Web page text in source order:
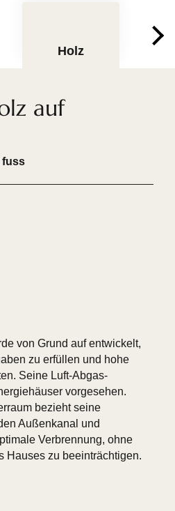
Holz
auf
fuss
von Grund auf entwickelt,
zu erfüllen und hohe
Seine Luft-Abgas-
vorgesehen.
bezieht seine
Außenkanal und
Verbrennung, ohne
Hauses zu beeinträchtigen.